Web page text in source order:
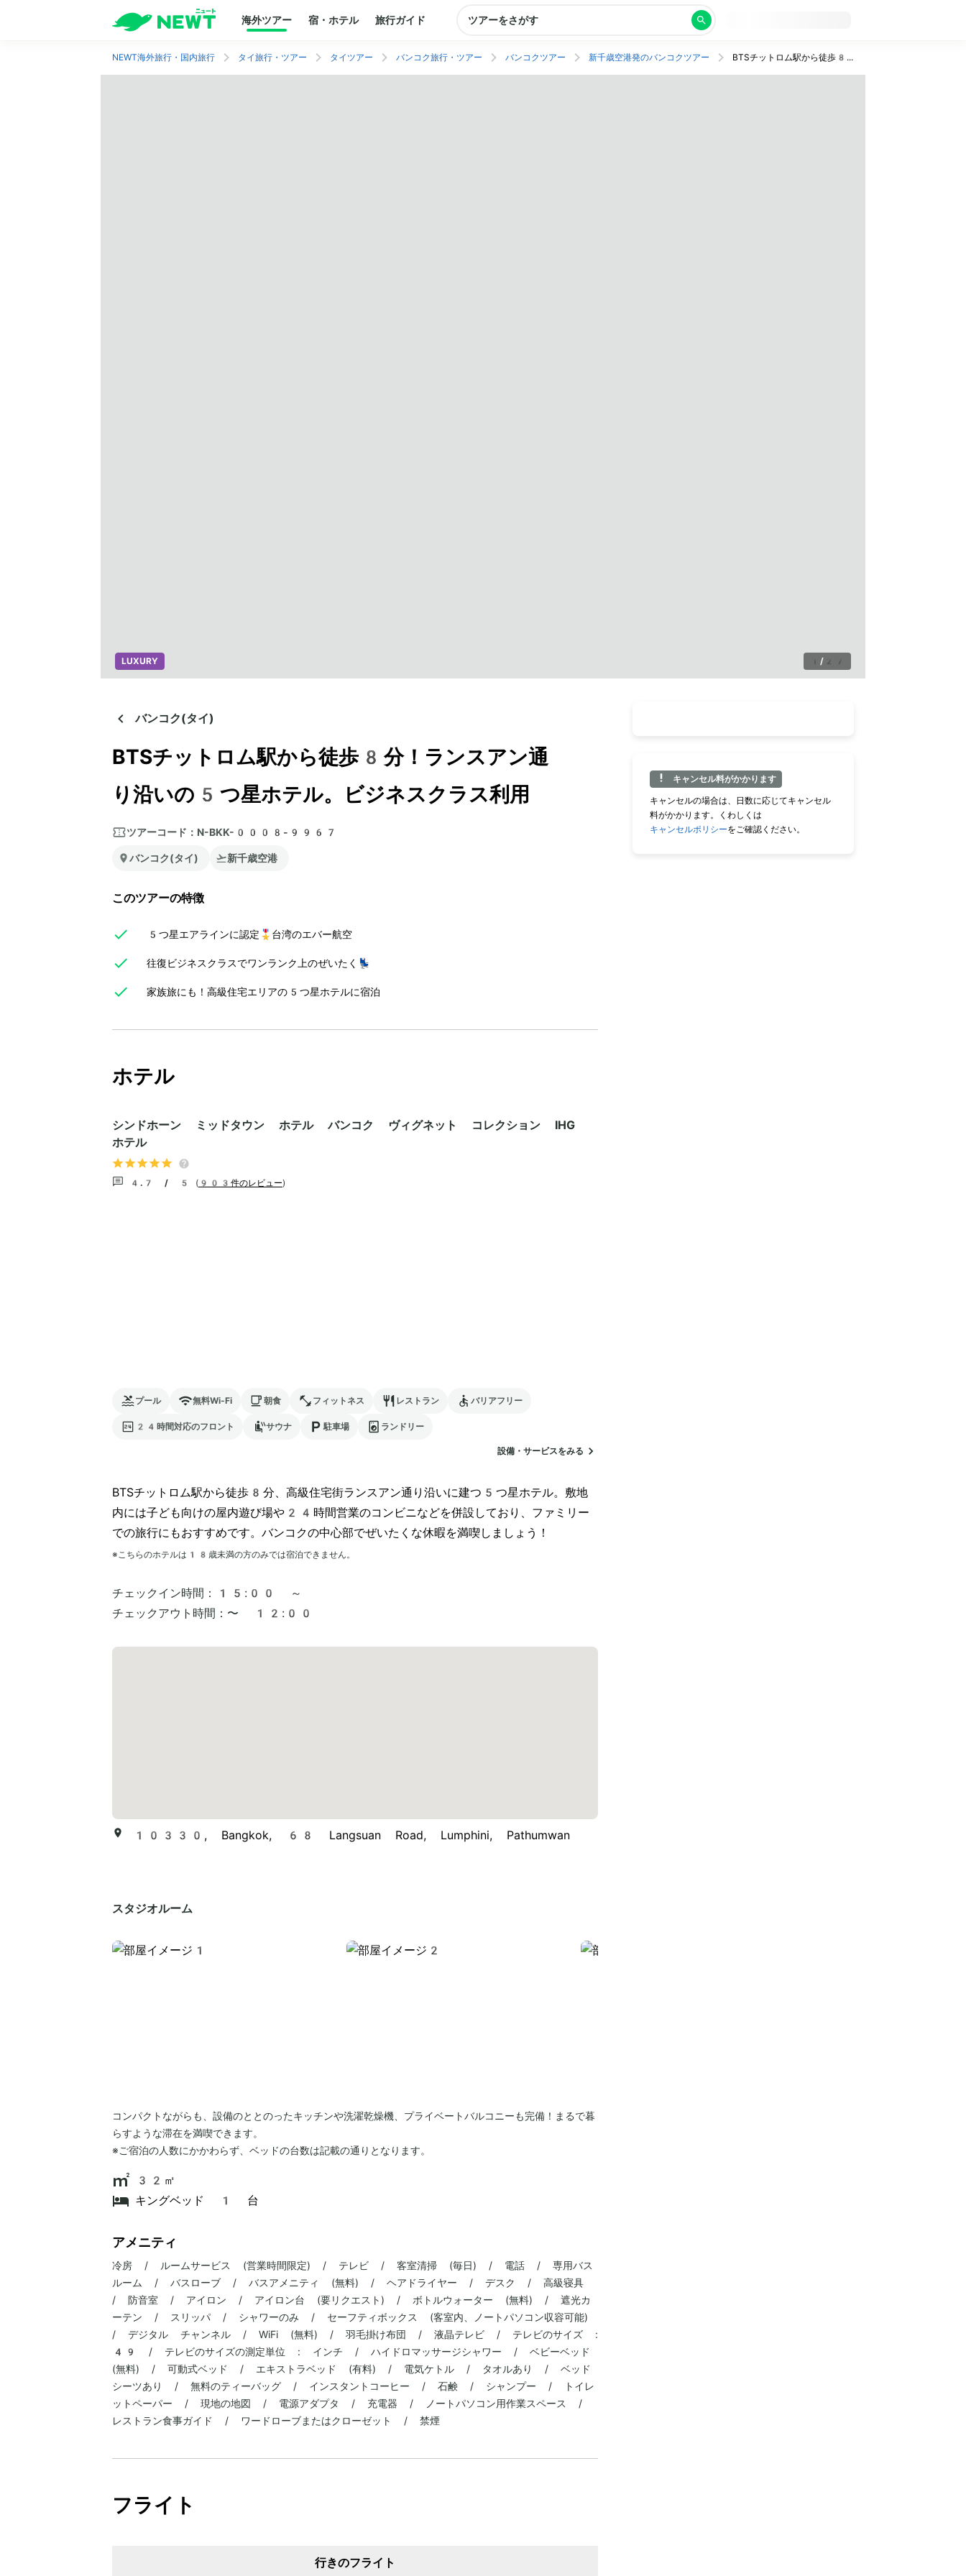
海外ツアー 宿・ホテル 旅行ガイド ツアーをさがす
NEWT海外旅行・国内旅行 タイ旅行・ツアー タイツアー バンコク旅行・ツアー バンコクツアー 新千歳空港発のバンコクツアー BTSチットロム駅から徒歩8分！ランスアン通り沿いの5つ星ホテル。ビジネスクラス利用
1 / 27
LUXURY
バンコク(タイ)
BTSチットロム駅から徒歩8分！ランスアン通
り沿いの5つ星ホテル。ビジネスクラス利用
ツアーコード： N-BKK-0008-9967
バンコク(タイ) 新千歳空港
このツアーの特徴
5つ星エアラインに認定🎖️台湾のエバー航空
往復ビジネスクラスでワンランク上のぜいたく💺
家族旅にも！高級住宅エリアの5つ星ホテルに宿泊
ホテル
シンドホーン ミッドタウン ホテル バンコク ヴィグネット コレクション IHG
ホテル
4.7 / 5 ( 903件のレビュー)
プール 無料Wi-Fi 朝食 フィットネス レストラン バリアフリー
24時間対応のフロント サウナ 駐車場 ランドリー
設備・サービスをみる
BTSチットロム駅から徒歩8分、高級住宅街ランスアン通り沿いに建つ5つ星ホテル。敷地
内には子ども向けの屋内遊び場や24時間営業のコンビニなどを併設しており、ファミリー
での旅行にもおすすめです。バンコクの中心部でぜいたくな休暇を満喫しましょう！
※こちらのホテルは 18 歳未満の方のみでは宿泊できません。
チェックイン時間：
15:00 ～
チェックアウト時間： 〜 12:00
10330, Bangkok, 68 Langsuan Road, Lumphini, Pathumwan
スタジオルーム
コンパクトながらも、設備のととのったキッチンや洗濯乾燥機、プライベートバルコニーも完備！まるで暮
らすような滞在を満喫できます。
※ご宿泊の人数にかかわらず、ベッドの台数は記載の通りとなります。
32㎡
キングベッド 1 台
アメニティ
冷房 / ルームサービス (営業時間限定) / テレビ / 客室清掃 (毎日) / 電話 / 専用バス
ルーム / バスローブ / バスアメニティ (無料) / ヘアドライヤー / デスク / 高級寝具
/ 防音室 / アイロン / アイロン台 (要リクエスト) / ボトルウォーター (無料) / 遮光カ
ーテン / スリッパ / シャワーのみ / セーフティボックス (客室内、ノートパソコン収容可能)
/ デジタル チャンネル / WiFi (無料) / 羽毛掛け布団 / 液晶テレビ / テレビのサイズ :
49 / テレビのサイズの測定単位 : インチ / ハイドロマッサージシャワー / ベビーベッド
(無料) / 可動式ベッド / エキストラベッド (有料) / 電気ケトル / タオルあり / ベッド
シーツあり / 無料のティーバッグ / インスタントコーヒー / 石鹸 / シャンプー / トイレ
ットペーパー / 現地の地図 / 電源アダプタ / 充電器 / ノートパソコン用作業スペース /
レストラン食事ガイド / ワードローブまたはクローゼット / 禁煙
フライト
行きのフライト
キャンセル料がかかります
キャンセルの場合は、日数に応じてキャンセル
料がかかります。くわしくは
キャンセルポリシーをご確認ください。